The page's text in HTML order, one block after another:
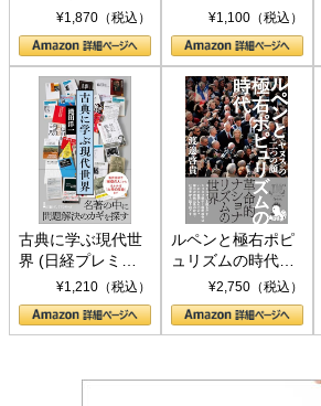
トランプとBRICS
の挑戦
¥1,870（税込）
下、ソ連参戦、そ
して聖断 (PHP新
書)
¥1,100（税込）
古典に学ぶ現代世
界 (日経プレミア
シリーズ)¥1,210（税込）
ルペンと極右ポピ
ュリズムの時代：
〈ヤヌス〉の二つ
の顔
¥2,750（税込）